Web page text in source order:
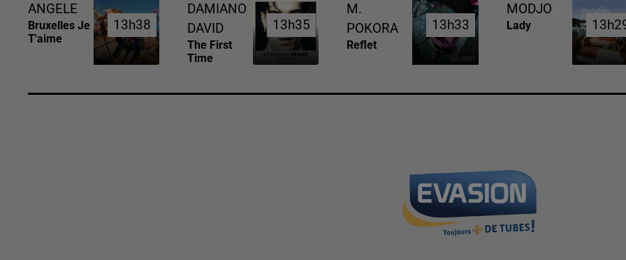
ANGELE
Bruxelles Je
T'aime
13h38
13h38
DAMIANO
DAVID
The First
Time
13h35
13h35
M.
POKORA
Reflet
13h33
13h33
MODJO
Lady